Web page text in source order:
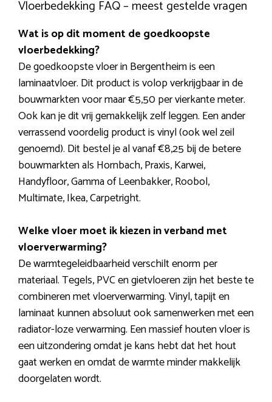
Vloerbedekking FAQ – meest gestelde vragen
Wat is op dit moment de goedkoopste
vloerbedekking?
De goedkoopste vloer in Bergentheim is een
laminaatvloer. Dit product is volop verkrijgbaar in de
bouwmarkten voor maar €5,50 per vierkante meter.
Ook kan je dit vrij gemakkelijk zelf leggen. Een ander
verrassend voordelig product is vinyl (ook wel zeil
genoemd). Dit bestel je al vanaf €8,25 bij de betere
bouwmarkten als Hornbach, Praxis, Karwei,
Handyfloor, Gamma of Leenbakker, Roobol,
Multimate, Ikea, Carpetright.
Welke vloer moet ik kiezen in verband met
vloerverwarming?
De warmtegeleidbaarheid verschilt enorm per
materiaal. Tegels, PVC en gietvloeren zijn het beste te
combineren met vloerverwarming. Vinyl, tapijt en
laminaat kunnen absoluut ook samenwerken met een
radiator-loze verwarming. Een massief houten vloer is
een uitzondering omdat je kans hebt dat het hout
gaat werken en omdat de warmte minder makkelijk
doorgelaten wordt.